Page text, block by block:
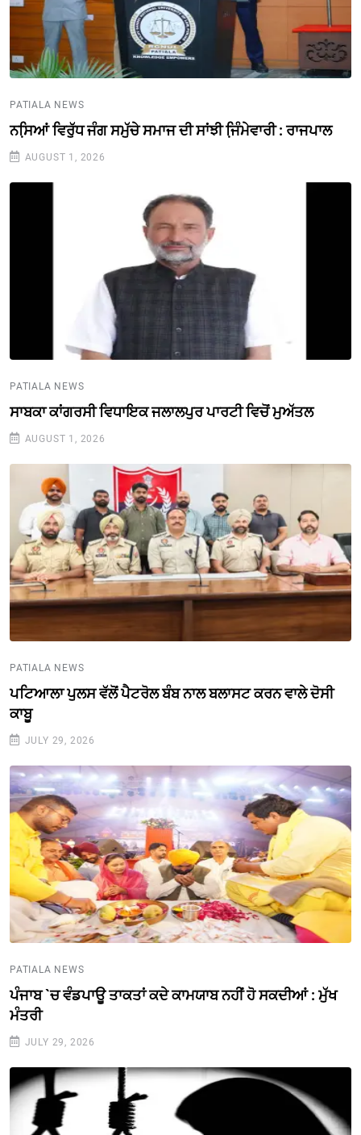
PATIALA NEWS
ਨਸਿ਼ਆਂ ਵਿਰੁੱਧ ਜੰਗ ਸਮੁੱਚੇ ਸਮਾਜ ਦੀ ਸਾਂਝੀ ਜਿ਼ੰਮੇਵਾਰੀ : ਰਾਜਪਾਲ
AUGUST 1, 2026
PATIALA NEWS
ਸਾਬਕਾ ਕਾਂਗਰਸੀ ਵਿਧਾਇਕ ਜਲਾਲਪੁਰ ਪਾਰਟੀ ਵਿਚੋਂ ਮੁਅੱਤਲ
AUGUST 1, 2026
PATIALA NEWS
ਪਟਿਆਲਾ ਪੁਲਸ ਵੱਲੋਂ ਪੈਟਰੋਲ ਬੰਬ ਨਾਲ ਬਲਾਸਟ ਕਰਨ ਵਾਲੇ ਦੋਸੀ
ਕਾਬੂ
JULY 29, 2026
PATIALA NEWS
ਪੰਜਾਬ `ਚ ਵੰਡਪਾਊ ਤਾਕਤਾਂ ਕਦੇ ਕਾਮਯਾਬ ਨਹੀਂ ਹੋ ਸਕਦੀਆਂ : ਮੁੱਖ
ਮੰਤਰੀ
JULY 29, 2026